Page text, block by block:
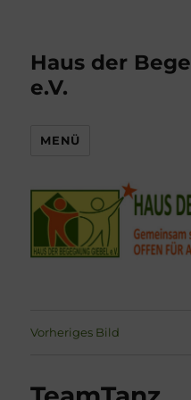
Haus der
e.V.
MENÜ
Vorheriges Bild